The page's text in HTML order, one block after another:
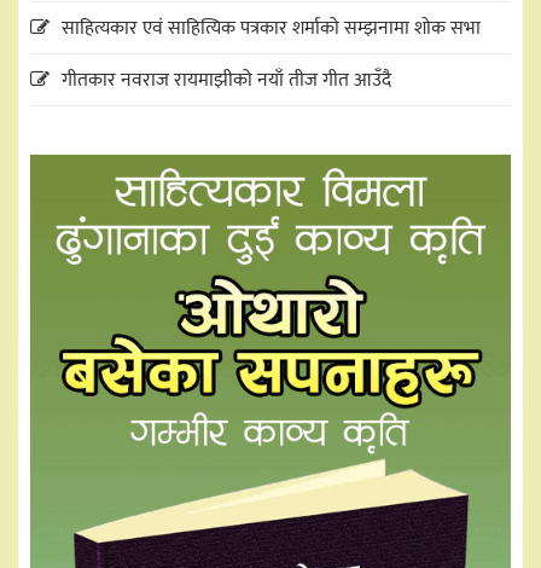
साहित्यकार एवं साहित्यिक पत्रकार शर्माको सम्झनामा शोक सभा
गीतकार नवराज रायमाझीको नयाँ तीज गीत आउँदै